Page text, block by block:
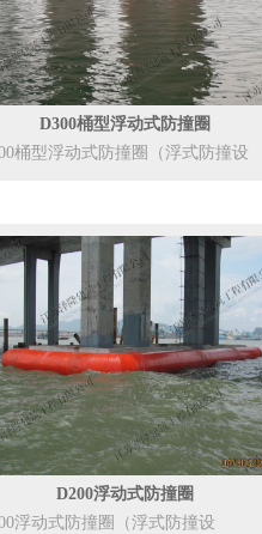
D300桶型浮动式防撞圈
桶型浮动式防撞圈（浮式防撞设
D200浮动式防撞圈
浮动式防撞圈（浮式防撞设